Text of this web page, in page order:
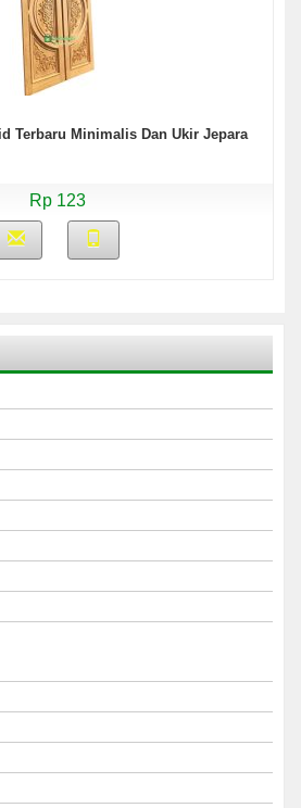
Terbaru Minimalis Dan Ukir Jepara
Rp 123